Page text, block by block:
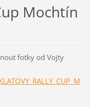
Mochtín
fotky od Vojty